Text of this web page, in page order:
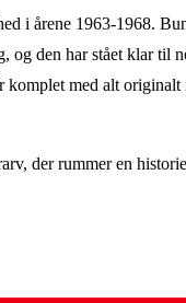
i årene 1963-1968.
den har stået klar til
med alt
der rummer en